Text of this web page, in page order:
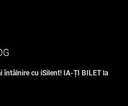
întâlnire cu iSilent! IA-ȚI BILET la